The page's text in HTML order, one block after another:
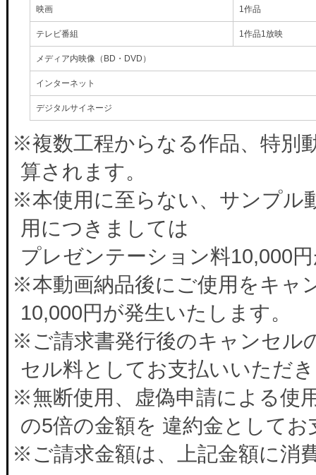
映画 1作品
テレビ番組 1作品1放映
メディア内映像（BD・DVD）
インターネット
デジタルサイネージ
※複数工程からなる作品、特別
算されます。
※本使用に至らない、サンプル
用につきましては
プレゼンテーション料10,000
※本動画納品後にご使用をキャ
10,000円が発生いたします。
※ご請求書発行後のキャンセル
セル料としてお支払いいただ
※無断使用、虚偽申請による使
の5倍の金額を 違約金として
※ご請求金額は、上記金額に消